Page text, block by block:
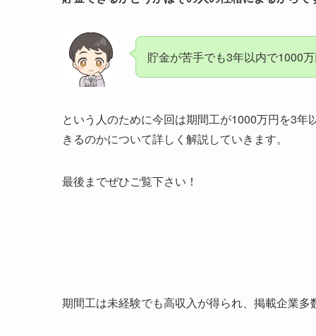
貯金が苦手でも3年以内で1000
という人のために今回は期間工が1000万円を3
きるのかについて詳しく解説していきます。
最後までぜひご覧下さい！
期間工は未経験でも高収入が得られ、掲載企業多